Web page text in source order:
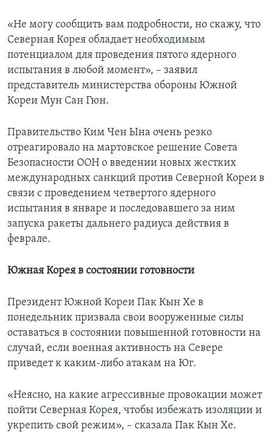
«Не могу сообщить вам подробности, но скажу, что
Северная Корея обладает необходимым
потенциалом для проведения пятого ядерного
испытания в любой момент», – заявил
представитель министерства обороны Южной
Кореи Мун Сан Гюн.
Правительство Ким Чен Ына очень резко
отреагировало на мартовское решение Совета
Безопасности ООН о введении новых жестких
международных санкций против Северной Кореи в
связи с проведением четвертого ядерного
испытания в январе и последовавшего за ним
запуска ракеты дальнего радиуса действия в
феврале.
Южная Корея в состоянии готовности
Президент Южной Кореи Пак Кын Хе в
понедельник призвала свои вооруженные силы
оставаться в состоянии повышенной готовности на
случай, если военная активность на Севере
приведет к каким-либо атакам на Юг.
«Неясно, на какие агрессивные провокации может
пойти Северная Корея, чтобы избежать изоляции и
укрепить свой режим», – сказала Пак Кын Хе.